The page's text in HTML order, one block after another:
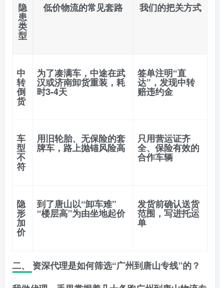
隐
患
类
型
低价物流的常见套路 我们的把关方式
中
转
倒
货
为了凑满车，中途在武
汉或济南卸货重装，耗
时3-4天
签单注明“直
达”，发现中转
赔违约金
车
型
不
符
用旧轮胎、无保险的套
牌车，路上抛锚风险高
只用营运证齐
全、保险有效的
合作车辆
隐
形
加
价
到了唐山以“卸车难”
“楼层高”为由坐地起价
发货前确认送货
范围 ，写进托运
单
二、 资深代理是如何筛选“广州到唐山专线”的？